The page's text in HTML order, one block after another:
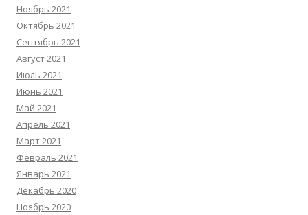
Ноябрь 2021
Октябрь 2021
Сентябрь 2021
Август 2021
Июль 2021
Июнь 2021
Май 2021
Апрель 2021
Март 2021
Февраль 2021
Январь 2021
Декабрь 2020
Ноябрь 2020